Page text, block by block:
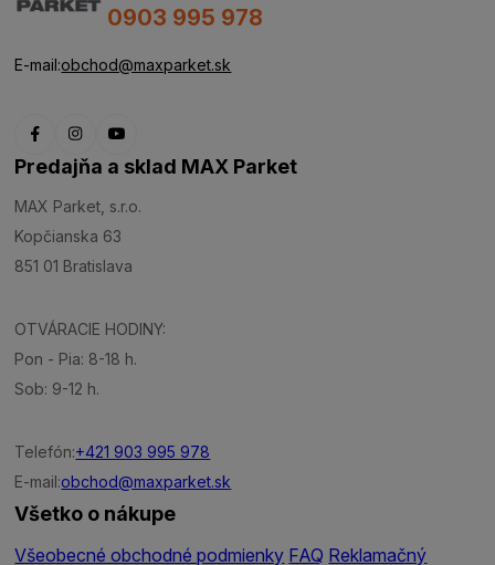
0903 995 978
E-mail:obchod@maxparket.sk
Predajňa a sklad MAX Parket
MAX Parket, s.r.o.
Kopčianska 63
851 01 Bratislava
OTVÁRACIE HODINY:
Pon - Pia: 8-18 h.
Sob: 9-12 h.
Telefón:+421 903 995 978
E-mail:obchod@maxparket.sk
Všetko o nákupe
Všeobecné obchodné podmienky FAQ Reklamačný